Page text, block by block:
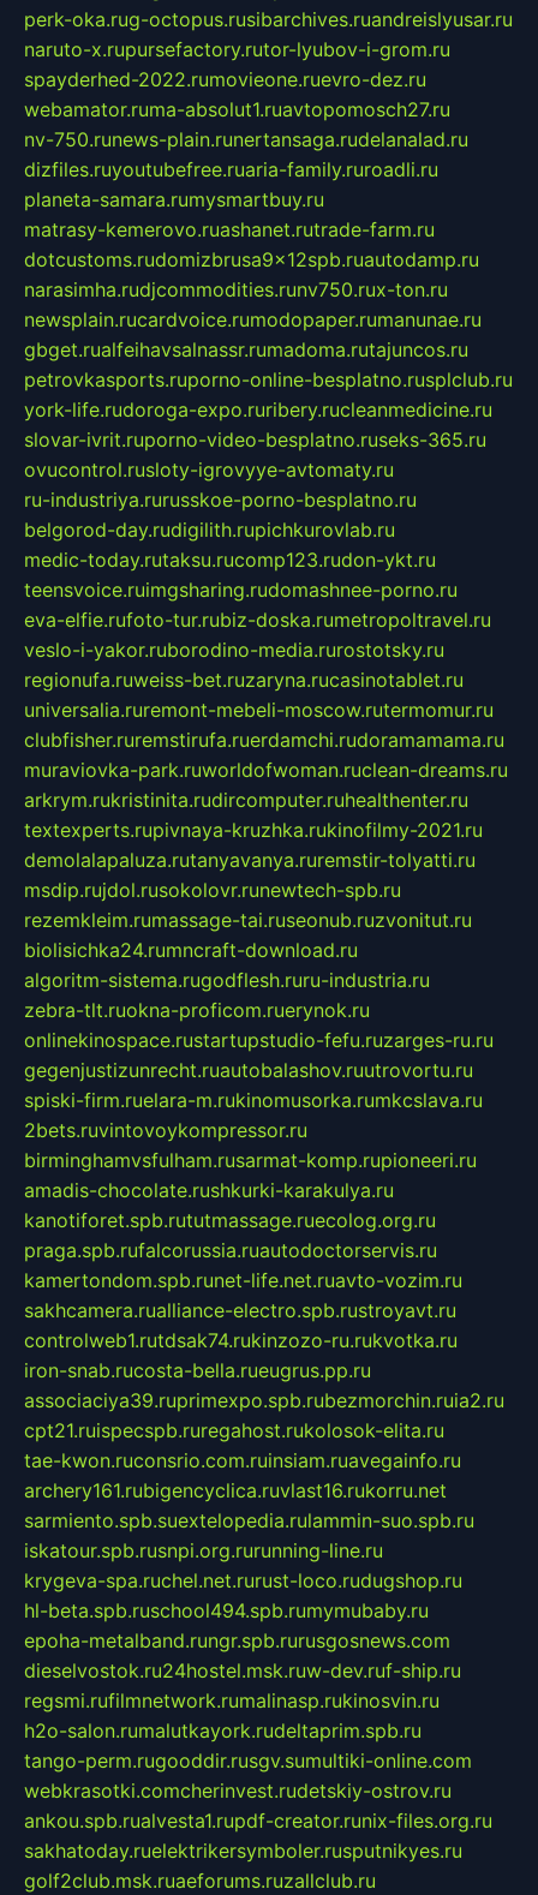
perk-oka.rug-octopus.rusibarchives.ruandreislyusar.ru
naruto-x.rupursefactory.rutor-lyubov-i-grom.ru
spayderhed-2022.rumovieone.ruevro-dez.ru
webamator.ruma-absolut1.ruavtopomosch27.ru
nv-750.runews-plain.runertansaga.rudelanalad.ru
dizfiles.ruyoutubefree.ruaria-family.ruroadli.ru
planeta-samara.rumysmartbuy.ru
matrasy-kemerovo.ruashanet.rutrade-farm.ru
dotcustoms.rudomizbrusa9x12spb.ruautodamp.ru
narasimha.rudjcommodities.runv750.rux-ton.ru
newsplain.rucardvoice.rumodopaper.rumanunae.ru
gbget.rualfeihavsalnassr.rumadoma.rutajuncos.ru
petrovkasports.ruporno-online-besplatno.rusplclub.ru
york-life.rudoroga-expo.ruribery.rucleanmedicine.ru
slovar-ivrit.ruporno-video-besplatno.ruseks-365.ru
ovucontrol.rusloty-igrovyye-avtomaty.ru
ru-industriya.rurusskoe-porno-besplatno.ru
belgorod-day.rudigilith.rupichkurovlab.ru
medic-today.rutaksu.rucomp123.rudon-ykt.ru
teensvoice.ruimgsharing.rudomashnee-porno.ru
eva-elfie.rufoto-tur.rubiz-doska.rumetropoltravel.ru
veslo-i-yakor.ruborodino-media.rurostotsky.ru
regionufa.ruweiss-bet.ruzaryna.rucasinotablet.ru
universalia.ruremont-mebeli-moscow.rutermomur.ru
clubfisher.ruremstirufa.ruerdamchi.rudoramamama.ru
muraviovka-park.ruworldofwoman.ruclean-dreams.ru
arkrym.rukristinita.rudircomputer.ruhealthenter.ru
textexperts.rupivnaya-kruzhka.rukinofilmy-2021.ru
demolalapaluza.rutanyavanya.ruremstir-tolyatti.ru
msdip.rujdol.rusokolovr.runewtech-spb.ru
rezemkleim.rumassage-tai.ruseonub.ruzvonitut.ru
biolisichka24.rumncraft-download.ru
algoritm-sistema.rugodflesh.ruru-industria.ru
zebra-tlt.ruokna-proficom.ruerynok.ru
onlinekinospace.rustartupstudio-fefu.ruzarges-ru.ru
gegenjustizunrecht.ruautobalashov.ruutrovortu.ru
spiski-firm.ruelara-m.rukinomusorka.rumkcslava.ru
2bets.ruvintovoykompressor.ru
birminghamvsfulham.rusarmat-komp.rupioneeri.ru
amadis-chocolate.rushkurki-karakulya.ru
kanotiforet.spb.rututmassage.ruecolog.org.ru
praga.spb.rufalcorussia.ruautodoctorservis.ru
kamertondom.spb.runet-life.net.ruavto-vozim.ru
sakhcamera.rualliance-electro.spb.rustroyavt.ru
controlweb1.rutdsak74.rukinzozo-ru.rukvotka.ru
iron-snab.rucosta-bella.rueugrus.pp.ru
associaciya39.ruprimexpo.spb.rubezmorchin.ruia2.ru
cpt21.ruispecspb.ruregahost.rukolosok-elita.ru
tae-kwon.ruconsrio.com.ruinsiam.ruavegainfo.ru
archery161.rubigencyclica.ruvlast16.rukorru.net
sarmiento.spb.suextelopedia.rulammin-suo.spb.ru
iskatour.spb.rusnpi.org.rurunning-line.ru
krygeva-spa.ruchel.net.rurust-loco.rudugshop.ru
hl-beta.spb.ruschool494.spb.rumymubaby.ru
epoha-metalband.rungr.spb.rurusgosnews.com
dieselvostok.ru24hostel.msk.ruw-dev.ruf-ship.ru
regsmi.rufilmnetwork.rumalinasp.rukinosvin.ru
h2o-salon.rumalutkayork.rudeltaprim.spb.ru
tango-perm.rugooddir.rusgv.sumultiki-online.com
webkrasotki.comcherinvest.rudetskiy-ostrov.ru
ankou.spb.rualvesta1.rupdf-creator.runix-files.org.ru
sakhatoday.ruelektrikersymboler.rusputnikyes.ru
golf2club.msk.ruaeforums.ruzallclub.ru